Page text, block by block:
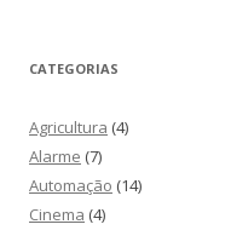
CATEGORIAS
Agricultura (4)
Alarme (7)
Automação (14)
Cinema (4)